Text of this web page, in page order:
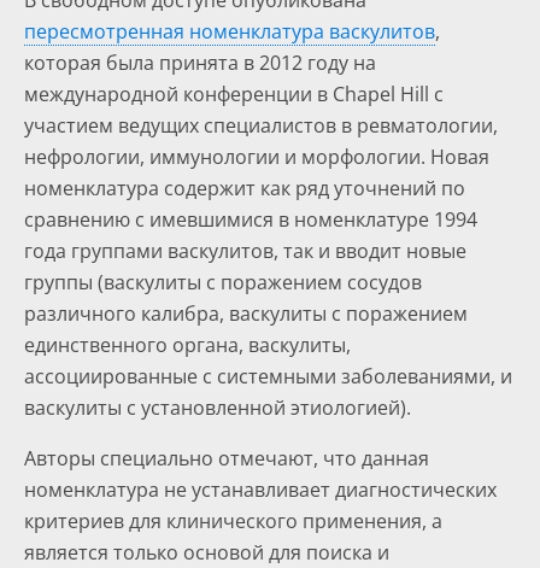
пересмотренная номенклатура васкулитов,
которая была принята в 2012 году на
международной конференции в Chapel Hill с
участием ведущих специалистов в ревматологии,
нефрологии, иммунологии и морфологии. Новая
номенклатура содержит как ряд уточнений по
сравнению с имевшимися в номенклатуре 1994
года группами васкулитов, так и вводит новые
группы (васкулиты с поражением сосудов
различного калибра, васкулиты с поражением
единственного органа, васкулиты,
ассоциированные с системными заболеваниями, и
васкулиты с установленной этиологией).
Авторы специально отмечают, что данная
номенклатура не устанавливает диагностических
критериев для клинического применения, а
является только основой для поиска и